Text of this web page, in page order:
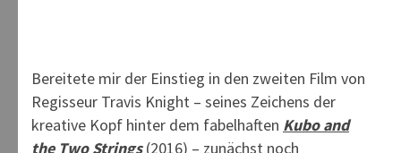
Bereitete mir der Einstieg in den zweiten Film von
Regisseur Travis Knight – seines Zeichens der
kreative Kopf hinter dem fabelhaften Kubo and
the Two Strings(2016) – zunächst noch